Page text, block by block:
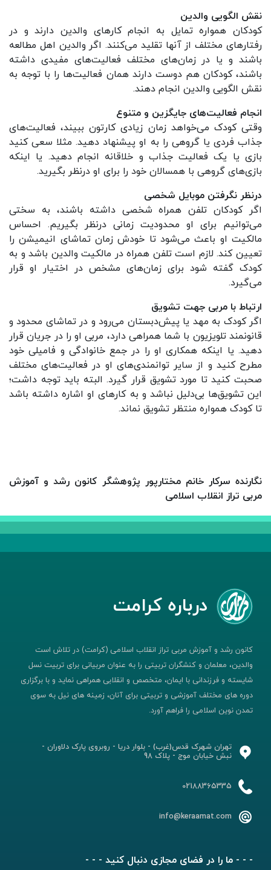
نقش الگویی والدین
کودکان همواره تمایل به انجام کارهای والدین دارند و در
رفتارهای مختلف از آنها تقلید می‌کنند. اگر والدین اهل مطالعه
باشند و یا در زمان‌های مختلف فعالیت‌های مفیدی داشته
باشند، کودکان هم دوست دارند همان فعالیت‌ها را با توجه به
نقش الگویی والدین انجام دهند.
انجام فعالیت‌های جایگزین و متنوع
وقتی کودک می‌خواهد زمان زیادی کارتون ببیند، فعالیت‌های
جذاب فردی یا گروهی را به او پیشنهاد دهید. مثلا سعی کنید
بازی یا یک فعالیت جذاب و خلاقانه انجام دهید. یا اینکه
بازی‌های گروهی با همسالان خود را برای او درنظر بگیرید.
درنظر نگرفتن موبایل شخصی
اگر کودکان تلفن همراه شخصی داشته باشند، به سختی
می‌توانیم برای او محدودیت زمانی درنظر بگیریم. احساس
مالکیت او باعث می‌شود تا خودش زمان تماشای انیمیشن را
تعیین کند. لازم است تلفن همراه در مالکیت والدین باشد و به
کودک گفته شود برای زمان‌های مشخص در اختیار او قرار
می‌گیرد.
ارتباط با مربی جهت تشویق
اگر کودک به مهد یا پیش‌دبستان می‌رود و در تماشای محدود و
قانونمند تلویزیون با شما همراهی دارد، مربی او را در جریان قرار
دهید. یا اینکه همکاری او را در جمع خانوادگی و فامیلی خود
مطرح کنید و از سایر توانمندی‌های او در فعالیت‌های مختلف
صحبت کنید تا مورد تشویق قرار گیرد. البته باید توجه داشت؛
این تشویق‌ها بی‌دلیل نباشد و به کارهای او اشاره داشته باشد
تا کودک همواره منتظر تشویق نماند.
نگارنده سرکار خانم مختارپور پژوهشگر کانون رشد و آموزش
مربی تراز انقلاب اسلامی
درباره کرامت
کانون رشد و آموزش مربی تراز انقلاب اسلامی (کرامت) در تلاش است
والدین، معلمان و کنشگران تربیتی را به عنوان مربیانی برای تربیت نسل
شایسته و فرزندانی با ایمان، متخصص و انقلابی همراهی نماید و با برگزاری
دوره های مختلف آموزشی و تربیتی برای آنان، زمینه های نیل به سوی
تمدن نوین اسلامی را فراهم آورد.
تهران شهرک قدس(غرب) - بلوار دریا - روبروی پارک دلاوران -
نبش خیابان موج - پلاک 98
02188365335
info@keraamat.com
- - - ما را در فضای مجازی دنبال کنید - - -